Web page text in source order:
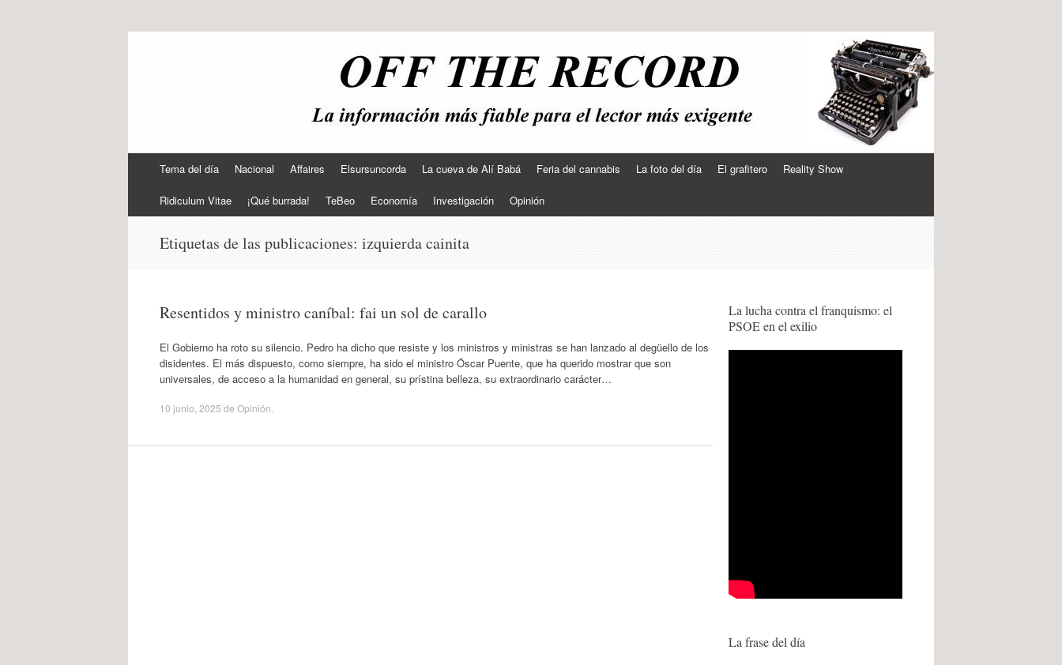
contenido
Tema del día Nacional Affaires Elsursuncorda La cueva de Alí Babá Feria del cannabis La foto del día El grafitero Reality Show
Ridiculum Vitae ¡Qué burrada! TeBeo Economía Investigación Opinión
Etiquetas de las publicaciones: izquierda cainita
Resentidos y ministro caníbal: fai un sol de carallo
El Gobierno ha roto su silencio. Pedro ha dicho que resiste y los ministros y ministras se han lanzado al degüello de los
disidentes. El más dispuesto, como siempre, ha sido el ministro Óscar Puente, que ha querido mostrar que son
universales, de acceso a la humanidad en general, su prístina belleza, su extraordinario carácter…
10 junio, 2025 de Opinión
La lucha contra el franquismo: el
PSOE en el exilio
La frase del día